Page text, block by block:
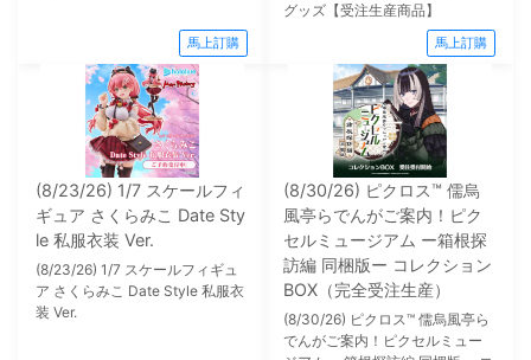
馬上訂購
グッズ【受注生産商品】
馬上訂購
(8/23/26) 1/7 スケールフィ
ギュア さくらみこ Date Sty
le 私服衣装 Ver.
(8/23/26) 1/7 スケールフィギュ
ア さくらみこ Date Style 私服衣
装 Ver.
(8/30/26) ピクロス™ 儒烏
風亭らでんがご案内！ピク
セルミュージアム ー箱根探
訪編 同梱版ー コレクション
BOX（完全受注生産）
(8/30/26) ピクロス™ 儒烏風亭ら
でんがご案内！ピクセルミュー